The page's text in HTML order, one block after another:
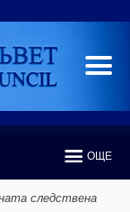
ОЩЕ
следствена